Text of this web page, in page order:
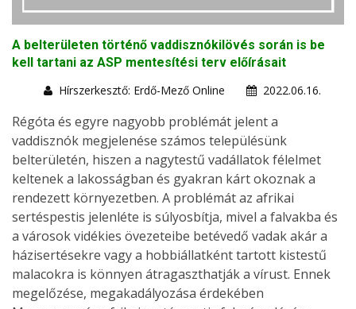
A belterületen történő vaddisznókilövés során is be
kell tartani az ASP mentesítési terv előírásait
Hírszerkesztő: Erdő-Mező Online
2022.06.16.
Régóta és egyre nagyobb problémát jelent a
vaddisznók megjelenése számos településünk
belterületén, hiszen a nagytestű vadállatok félelmet
keltenek a lakosságban és gyakran kárt okoznak a
rendezett környezetben. A problémát az afrikai
sertéspestis jelenléte is súlyosbítja, mivel a falvakba és
a városok vidékies övezeteibe betévedő vadak akár a
házisertésekre vagy a hobbiállatként tartott kistestű
malacokra is könnyen átragaszthatják a vírust. Ennek
megelőzése, megakadályozása érdekében